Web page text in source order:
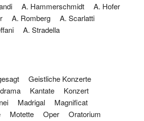
A. Hammerschmidt
A. Hofer
A. Romberg
A. Scarlatti
A. Stradella
Geistliche Konzerte
Kantate
Konzert
Madrigal
Magnificat
Motette Oper
Oratorium